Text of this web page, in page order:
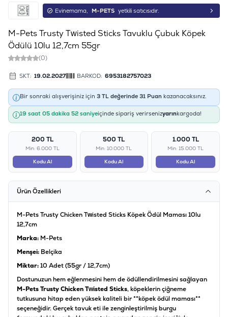
Evinemama, M-PETS yetkili satıcısıdır.
M-Pets Trusty Twisted Sticks Tavuklu Çubuk Köpek
Ödülü 10lu 12,7cm 55gr
(0)
SKT: 19.02.2027 BARKOD: 6953182757023
Bir sonraki alışverişiniz için 3 TL değerinde 31 Puan kazanacaksınız.
19 saat 05 dakika 52 saniyeiçinde sipariş verirsenizyarınkargoda!
200 TL
Min: 6.000 TL
Kodu Al
500 TL
Min: 10.000 TL
Kodu Al
1.000 TL
Min: 15.000 TL
Kodu Al
Ürün Özellikleri
M-Pets Trusty Chicken Twisted Sticks Köpek Ödül Maması 10lu
12,7cm
Marka: M-Pets
Menşei: Belçika
Miktar:10 Adet (55gr / 12,7cm)
Dostunuzun hem eğlenmesini hem de ödüllendirilmesini sağlayan
M-Pets Trusty Chicken Twisted Sticks, köpeklerin çiğneme
tutkusuna hitap eden yüksek kaliteli bir **köpek ödül maması**
seçeneğidir. Gerçek tavuk eti ile zenginleştirilmiş burgu